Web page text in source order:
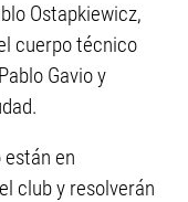
Ostapkiewicz,
cuerpo técnico
Gavio y
en
club y resolverán